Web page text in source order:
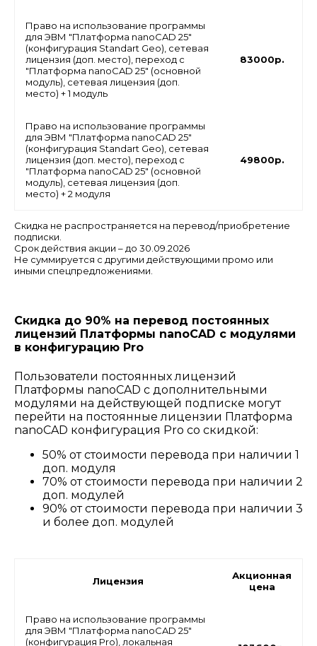
Право на использование программы
для ЭВМ "Платформа nanoCAD 25"
(конфигурация Standart Geo), сетевая
лицензия (доп. место), переход с
"Платформа nanoCAD 25" (основной
модуль), сетевая лицензия (доп.
место) + 1 модуль
83000р.
Право на использование программы
для ЭВМ "Платформа nanoCAD 25"
(конфигурация Standart Geo), сетевая
лицензия (доп. место), переход с
"Платформа nanoCAD 25" (основной
модуль), сетевая лицензия (доп.
место) + 2 модуля
49800р.
Скидка не распространяется на перевод/приобретение
подписки.
Cрок действия акции – до 30.09.2026
Не суммируется с другими действующими промо или
иными спецпредложениями.
Скидка до 90% на перевод постоянных
лицензий Платформы nanoCAD с модулями
в конфигурацию Pro
Пользователи постоянных лицензий
Платформы nanoCAD с дополнительными
модулями на действующей подписке могут
перейти на постоянные лицензии Платформа
nanoCAD конфигурация Pro со скидкой:
50% от стоимости перевода при наличии 1
доп. модуля
70% от стоимости перевода при наличии 2
доп. модулей
90% от стоимости перевода при наличии 3
и более доп. модулей
Лицензия
Акционная
цена
Право на использование программы
для ЭВМ "Платформа nanoCAD 25"
(конфигурация Pro), локальная